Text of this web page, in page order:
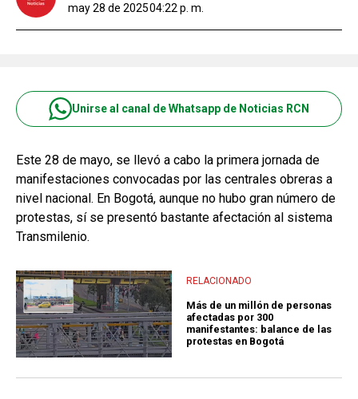
may 28 de 202504:22 p. m.
Unirse al canal de Whatsapp de Noticias RCN
Este 28 de mayo, se llevó a cabo la primera jornada de
manifestaciones convocadas por las centrales obreras a
nivel nacional. En Bogotá, aunque no hubo gran número de
protestas, sí se presentó bastante afectación al sistema
Transmilenio.
RELACIONADO
Más de un millón de personas
afectadas por 300
manifestantes: balance de las
protestas en Bogotá